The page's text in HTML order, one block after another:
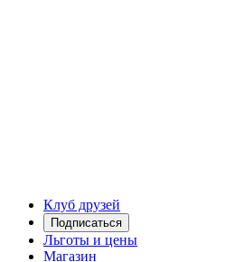
Клуб друзей
Подписаться
Льготы и цены
Магазин